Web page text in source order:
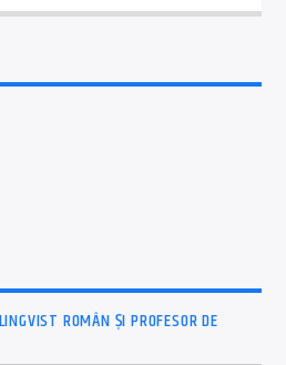
ROMÂN ȘI PROFESOR DE